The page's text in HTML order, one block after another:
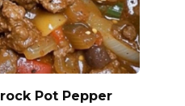
Pot Pepper